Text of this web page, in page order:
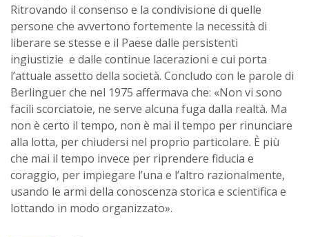
Ritrovando il consenso e la condivisione di quelle
persone che avvertono fortemente la necessità di
liberare se stesse e il Paese dalle persistenti
ingiustizie e dalle continue lacerazioni e cui porta
l’attuale assetto della società. Concludo con le parole di
Berlinguer che nel 1975 affermava che: «Non vi sono
facili scorciatoie, ne serve alcuna fuga dalla realtà. Ma
non è certo il tempo, non è mai il tempo per rinunciare
alla lotta, per chiudersi nel proprio particolare. È più
che mai il tempo invece per riprendere fiducia e
coraggio, per impiegare l’una e l’altro razionalmente,
usando le armi della conoscenza storica e scientifica e
lottando in modo organizzato».